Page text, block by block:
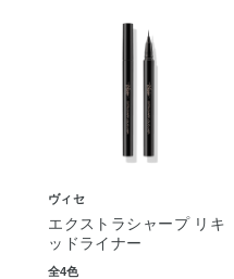
ヴィセ
エクストラシャープ リキ
ッドライナー
全4色